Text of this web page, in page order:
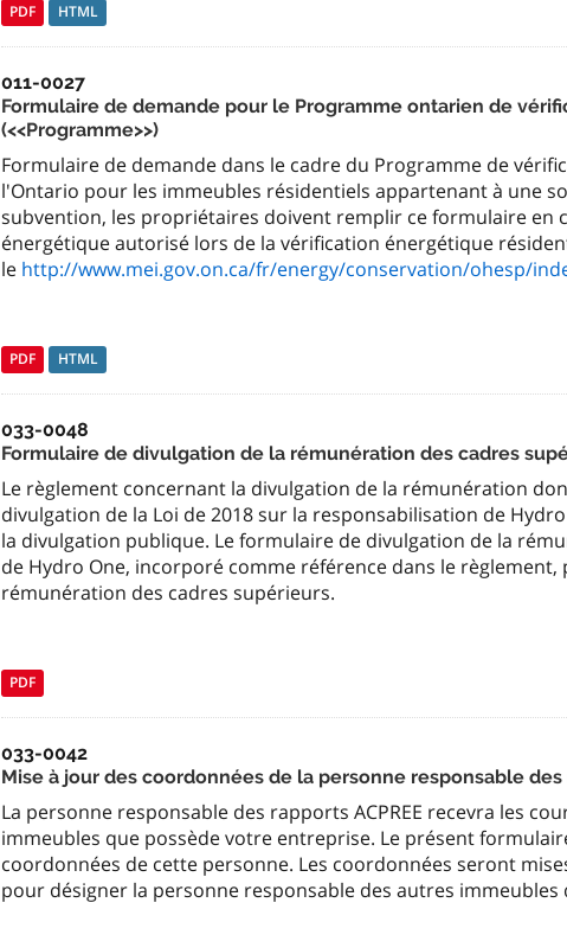
PDF HTML
011-0027
Formulaire de demande pour le Programme ontarien de
(<<Programme>>)
Formulaire de demande dans le cadre du Programme de
l'Ontario pour les immeubles résidentiels appartenant à une
subvention, les propriétaires doivent remplir ce formulaire en
énergétique autorisé lors de la vérification énergétique
le http://www.mei.gov.on.ca/fr/energy/conservation/ohesp/
PDF HTML
033-0048
Formulaire de divulgation de la rémunération des cadres
Le règlement concernant la divulgation de la rémunération
divulgation de la Loi de 2018 sur la responsabilisation de
la divulgation publique. Le formulaire de divulgation de la
de Hydro One, incorporé comme référence dans le
rémunération des cadres supérieurs.
PDF
033-0042
Mise à jour des coordonnées de la personne responsable des
La personne responsable des rapports ACPREE recevra les
immeubles que possède votre entreprise. Le présent
coordonnées de cette personne. Les coordonnées seront
pour désigner la personne responsable des autres immeubles